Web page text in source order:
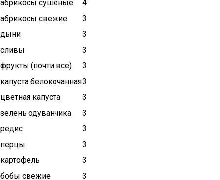
абрикосы сушеные
4
абрикосы свежие
3
дыни
3
сливы
3
фрукты (почти все)
3
капуста белокочанная3
цветная капуста
3
зелень одуванчика
3
редис
3
перцы
3
картофель
3
бобы свежие
3